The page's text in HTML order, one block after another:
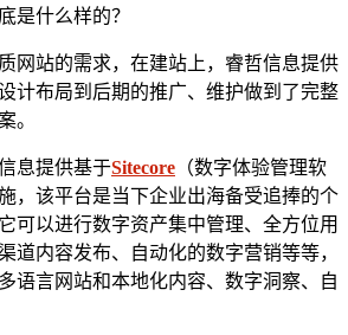
是什么样的？
网站的需求，在建站上，睿哲信息提供
计布局到后期的推广、维护做到了完整
。
息提供基于Sitecore （数字体验管理软
，该平台是当下企业出海备受追捧的个
可以进行数字资产集中管理、全方位用
道内容发布、自动化的数字营销等等，
语言网站和本地化内容、数字洞察、自